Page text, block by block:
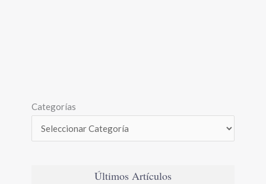
Categorías
Últimos Artículos